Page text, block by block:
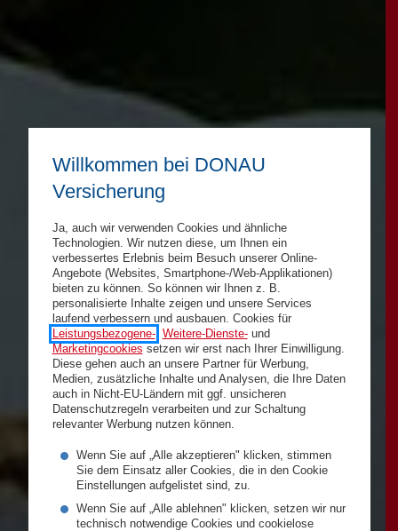
Willkommen bei DONAU
Versicherung
Ja, auch wir verwenden Cookies und ähnliche
Technologien. Wir nutzen diese, um Ihnen ein
verbessertes Erlebnis beim Besuch unserer Online-
Angebote (Websites, Smartphone-/Web-Applikationen)
bieten zu können. So können wir Ihnen z. B.
personalisierte Inhalte zeigen und unsere Services
laufend verbessern und ausbauen. Cookies für
Leistungsbezogene-, Weitere-Dienste-und
Marketingcookies setzen wir erst nach Ihrer Einwilligung.
Diese gehen auch an unsere Partner für Werbung,
Medien, zusätzliche Inhalte und Analysen, die Ihre Daten
auch in Nicht-EU-Ländern mit ggf. unsicheren
Datenschutzregeln verarbeiten und zur Schaltung
relevanter Werbung nutzen können.
Wenn Sie auf „Alle akzeptieren" klicken, stimmen
Sie dem Einsatz aller Cookies, die in den Cookie
Einstellungen aufgelistet sind, zu.
Wenn Sie auf „Alle ablehnen" klicken, setzen wir nur
technisch notwendige Cookies und cookielose